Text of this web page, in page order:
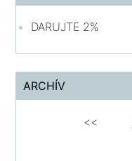
DARUJTE 2%
ARCHÍV
<<